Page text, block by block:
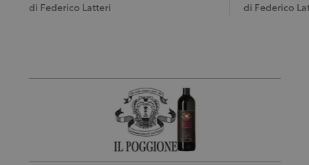
di Federico Latteri di Federico